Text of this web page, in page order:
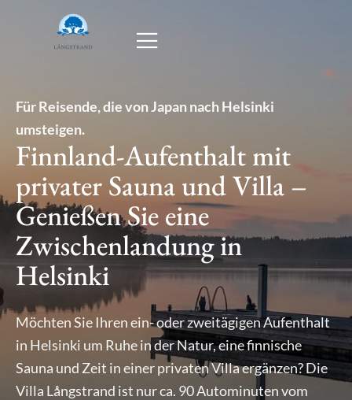
Für Reisende, die von Japan nach Helsinki
umsteigen.
Finnland-Aufenthalt mit
privater Sauna und Villa –
Genießen Sie eine
Zwischenlandung in
Helsinki
Möchten Sie Ihren ein- oder zweitägigen Aufenthalt
in Helsinki um Ruhe in der Natur, eine finnische
Sauna und Zeit in einer privaten Villa ergänzen? Die
Villa Långstrand ist nur ca. 90 Autominuten vom